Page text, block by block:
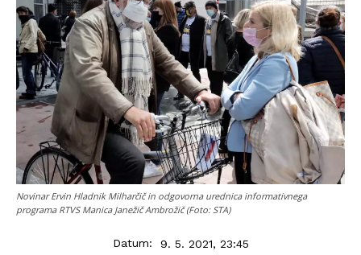
Novinar Ervin Hladnik Milharčič in odgovorna urednica informativnega
programa RTVS Manica Janežič Ambrožič (Foto: STA)
Datum: 9. 5. 2021, 23:45